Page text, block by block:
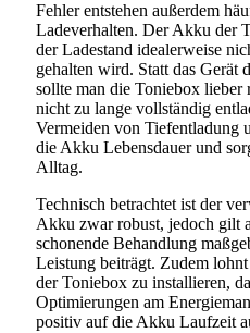
Fehler entstehen außerdem
Ladeverhalten. Der Akku der
der Ladestand idealerweise
gehalten wird. Statt das Gerät
sollte man die Toniebox lieber
nicht zu lange vollständig
Vermeiden von Tiefentladung
die Akku Lebensdauer und
Alltag.
Technisch betrachtet ist der
Akku zwar robust, jedoch gilt
schonende Behandlung
Leistung beiträgt. Zudem
der Toniebox zu installieren,
Optimierungen am
positiv auf die Akku Laufzeit